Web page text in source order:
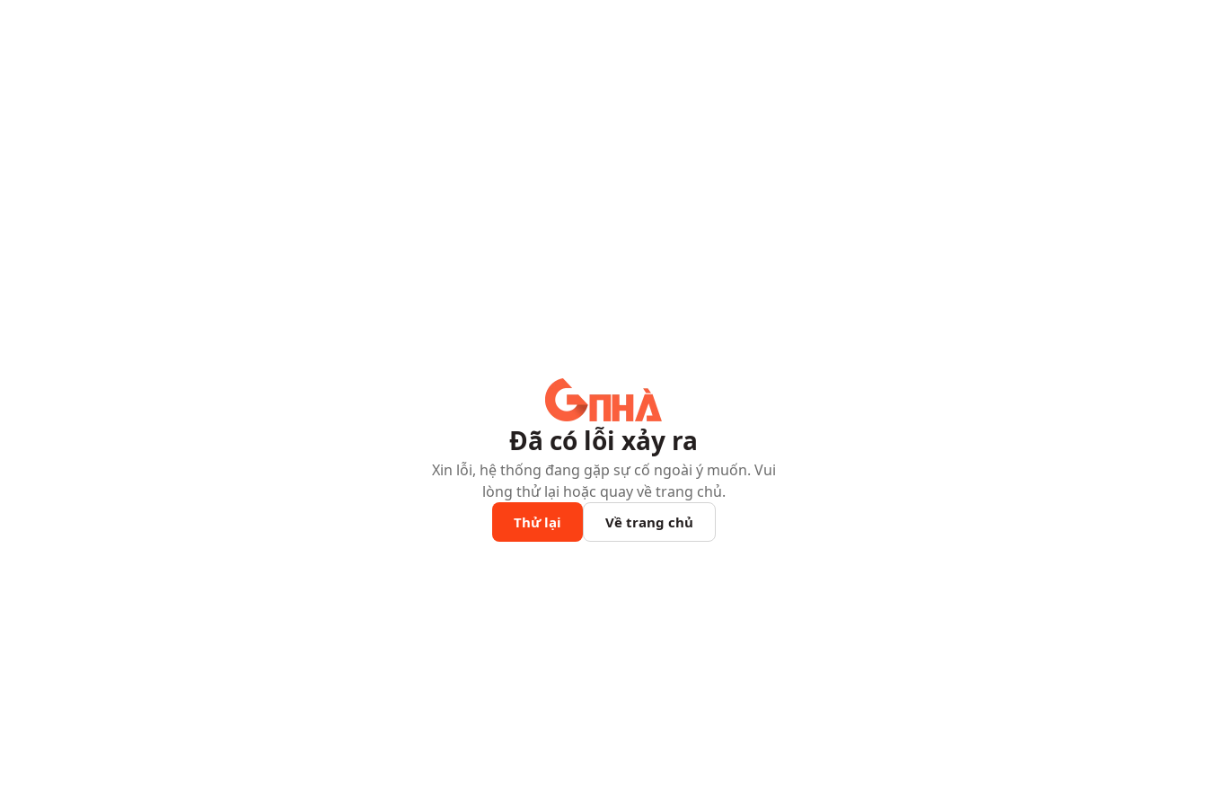
Đã có lỗi xảy ra
Xin lỗi, hệ thống đang gặp sự cố ngoài ý muốn. Vui
lòng thử lại hoặc quay về trang chủ.
Thử lại Về trang chủ